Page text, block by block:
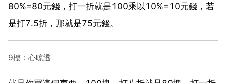
80%=80元錢，打一折就是100乘以10%=10元錢，若
是打7.5折，那就是75元錢。
9樓：心晾透